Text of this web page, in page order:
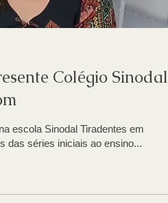
Colégio Sinodal
escola Sinodal Tiradentes em
das séries iniciais ao ensino...